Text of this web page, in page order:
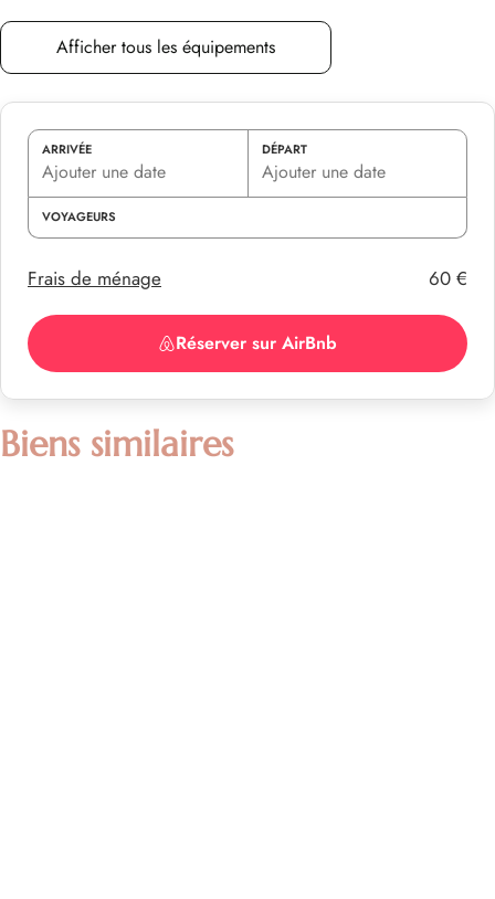
Afficher tous les équipements
Ce que propose ce logement
Cuisine et salle à manger
ARRIVÉE DÉPART
VOYAGEURS
Frais de ménage 60 €
Réserver sur AirBnb
Biens similaires